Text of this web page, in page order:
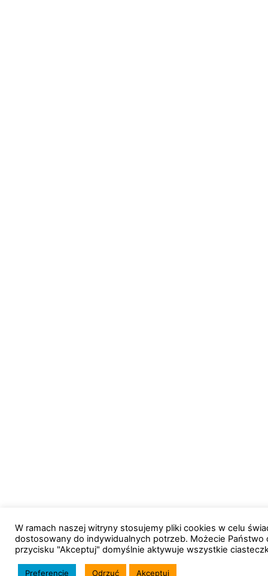
W ramach naszej witryny stosujemy pliki cookies w celu
dostosowany do indywidualnych potrzeb. Możecie
przycisku "Akceptuj" domyślnie aktywuje wszystkie
Preferencje Odrzuć Akceptuj